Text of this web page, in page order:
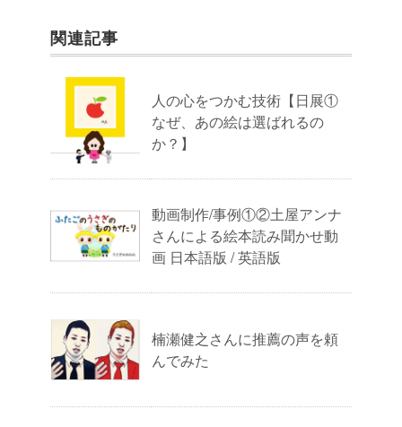
関連記事
人の心をつかむ技術【日展①
なぜ、あの絵は選ばれるの
か？】
動画制作/事例①②土屋アンナ
さんによる絵本読み聞かせ動
画 日本語版 / 英語版
楠瀬健之さんに推薦の声を頼
んでみた